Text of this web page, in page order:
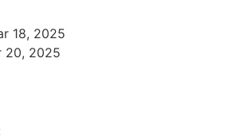
18, 2025
20, 2025